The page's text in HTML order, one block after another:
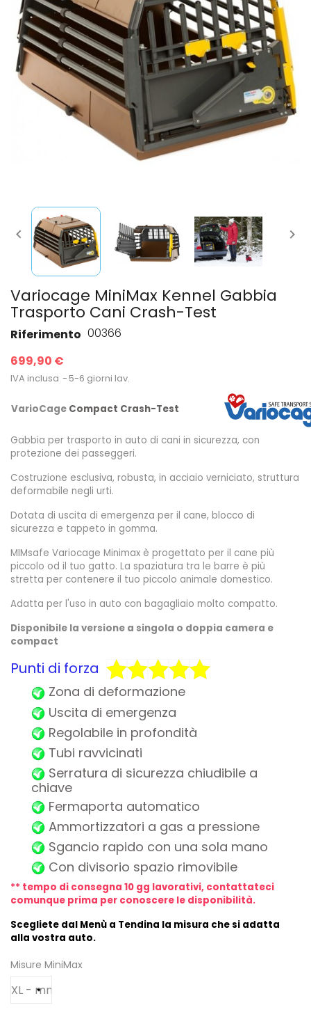
 
Variocage MiniMax Kennel Gabbia
Trasporto Cani Crash-Test
Riferimento 00366
699,90 €
IVA inclusa 5-6 giorni lav.
VarioCage Compact Crash-Test
Gabbia per trasporto in auto di cani in sicurezza, con
protezione dei passeggeri.
Costruzione esclusiva, robusta, in acciaio verniciato, struttura
deformabile negli urti.
Dotata di uscita di emergenza per il cane, blocco di
sicurezza e tappeto in gomma.
MIMsafe Variocage Minimax è progettato per il cane più
piccolo od il tuo gatto. La spaziatura tra le barre è più
stretta per contenere il tuo piccolo animale domestico.
Adatta per l'uso in auto con bagagliaio molto compatto.
Disponibile la versione a singola o doppia camera e
compact
Punti di forza
Zona di deformazione
Uscita di emergenza
Regolabile in profondità
Tubi ravvicinati
Serratura di sicurezza chiudibile a
chiave
Fermaporta automatico
Ammortizzatori a gas a pressione
Sgancio rapido con una sola mano
Con divisorio spazio rimovibile
** tempo di consegna 10 gg lavorativi, contattateci
comunque prima per conoscere le disponibilità.
Scegliete dal Menù a Tendina la misura che si adatta
alla vostra auto.
Misure MiniMax